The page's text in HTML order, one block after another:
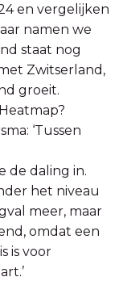
en vergelijken
namen we
staat nog
Zwitserland,
groeit.
‘Tussen
de daling in.
het niveau
meer, maar
omdat een
is voor